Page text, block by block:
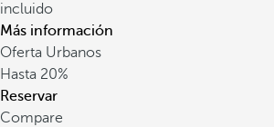
incluido
Más información
Oferta Urbanos
Hasta 20%
Reservar
Compare